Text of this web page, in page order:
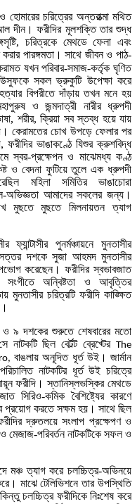
হোমারের চরিত্রের অন্তরাত্মা মথিত
দীন। ফরীদির মূলশক্তি তার শুদ্ধ
চরিত্রকে মেথডে ফেলা এবং
করার পারঙ্গমতা। সাথে জীবন ও পাঠ-
যখন পরিবার-সমাজ-কর্তৃক ঘৃণিত
সকল ভ্রুকুটি উপেক্ষা করে
বিপরীতে দাঁড়ায় তখন মনে হয়
ও জন্মদাত্রী নারীর ধ্রুপদী
শরীর, ক্রিয়া সব স্তব্ধ হয়ে যায়
কেরামতের চোখ উপড়ে ফেলার পর
ফরীদির ভাঙাকণ্ঠে যিশুর ক্রুশবিদ্ধ
স্বর-প্রক্ষেপন ও মাঝেমধ্য কণ্ঠ
ও বেদনা ফুটিয়ে তুলে এক ধ্রুপদী
মহিলা সমিতির ভাঙাচোরা
অভিজ্ঞতা আমাদের সকলের জন্য।
মুছতে মুছতে মিলনায়তন ত্যাগ
ফ্যান্টাসীর পুনর্মঞ্চায়নে মুনতাসীর
দশকে সুজা আহমদ মুনতাসীর
করেছেন। ফরীদির স্বভাবজাত
সংগীতে অন্বিষ্টতা ও আবৃত্তির
মুনতাসীর চরিত্রটি ফরীদি কাঙ্ক্ষিত
৯ দশকের শুরুতে শেষবারের মতো
ছিল বের্টল্ট ব্রেখ্টের The
বাঙলায় অনূদিত ধূর্ত উই। জার্মান
নাটকটির ধূর্ত উই চরিত্রে
ফরীদি। স্তানিস্লভস্কির মেথডে
সিরিও-কমিক বৈশিষ্ট্যের কারণে
প্রয়োগ করতে সক্ষম হয়। সাথে ছিল
দ্রুতলয়ে সংলাপ প্রক্ষেপণ ও
মেজাজ-পরিবর্তন নাটকটিকে সফল ও
মঞ্চ ত্যাগ করে চলচ্চিত্র-অভিনয়ে
মাঝে টেলিভিশনে তার উপস্থিতি
চলচ্চিত্র ফরীদিকে নিঃশেষ করে